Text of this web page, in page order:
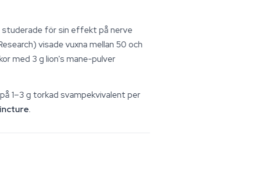
studerade för sin effekt på nerve
) visade vuxna mellan 50 och
med 3 g lion's mane-pulver
1–3 g torkad svampekvivalent per
.